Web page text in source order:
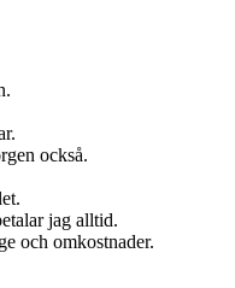
också.
jag alltid.
och omkostnader.